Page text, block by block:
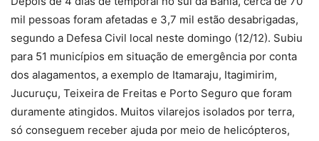
mil pessoas foram afetadas e 3,7 mil estão desabrigadas,
segundo a Defesa Civil local neste domingo (12/12). Subiu
para 51 municípios em situação de emergência por conta
dos alagamentos, a exemplo de Itamaraju, Itagimirim,
Jucuruçu, Teixeira de Freitas e Porto Seguro que foram
duramente atingidos. Muitos vilarejos isolados por terra,
só conseguem receber ajuda por meio de helicópteros,